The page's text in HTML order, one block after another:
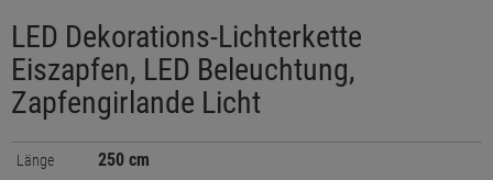
LED Dekorations-Lichterkette
Eiszapfen, LED Beleuchtung,
Zapfengirlande Licht
Länge 250 cm